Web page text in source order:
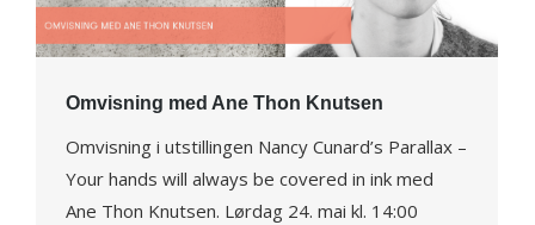
Omvisning med Ane Thon Knutsen
Omvisning i utstillingen Nancy Cunard’s Parallax –
Your hands will always be covered in ink med
Ane Thon Knutsen. Lørdag 24. mai kl. 14:00